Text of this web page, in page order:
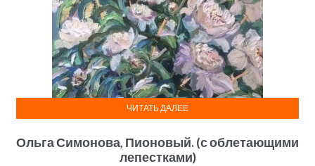
Ольга Симонова, Пионовый. (с облетающими
лепестками)
ЧИТАТЬ ДАЛЕЕ